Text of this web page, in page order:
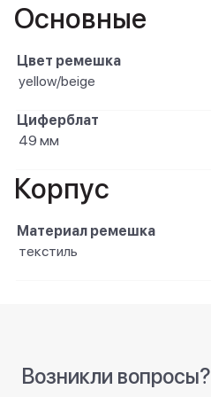
Основные
Цвет ремешка
yellow/beige
Циферблат
49 мм
Корпус
Материал ремешка
текстиль
Возникли вопросы?